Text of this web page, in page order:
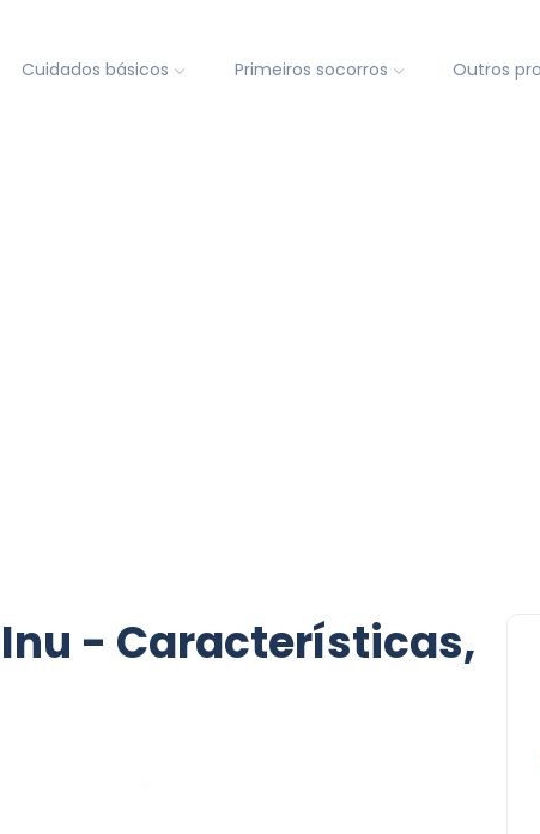
Cuidados básicos Primeiros socorros Outros
- Características,